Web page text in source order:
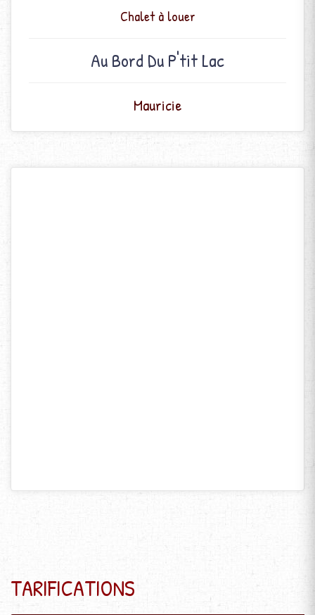
Chalet à louer
Au Bord Du P'tit Lac
Mauricie
TARIFICATIONS